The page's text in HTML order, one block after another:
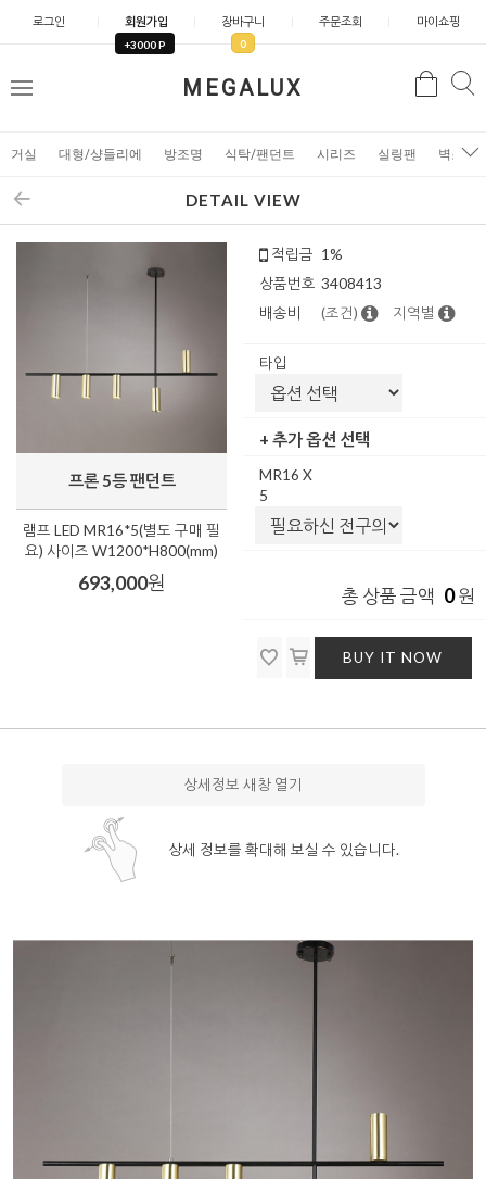
로그인 회원가입
+3000 P
장바구니
0
주문조회 마이쇼핑
MEGALUX
메
검
거실 대형/샹들리에 방조명 식탁/팬던트 시리즈 실링팬 벽조명
DETAIL VIEW
프론 5등 팬던트
램프 LED MR16*5(별도 구매 필
요) 사이즈 W1200*H800(mm)
693,000원
적립금 1%
상품번호 3408413
배송비
(조건) 지역별
타입
+ 추가 옵션 선택
MR16 X
5
총 상품 금액 0원
BUY IT NOW
상세정보 새창 열기
상세 정보를 확대해 보실 수 있습니다.